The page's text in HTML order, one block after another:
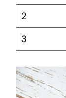
2
3